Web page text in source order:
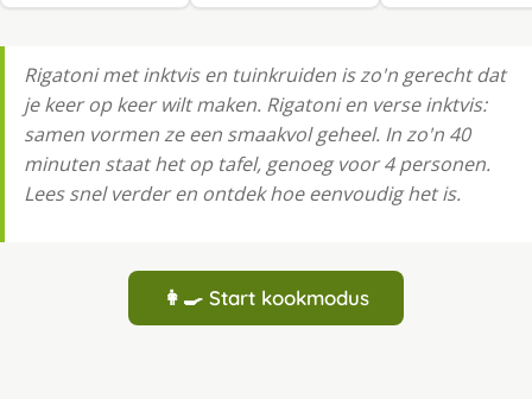
Rigatoni met inktvis en tuinkruiden is zo'n gerecht dat
je keer op keer wilt maken. Rigatoni en verse inktvis:
samen vormen ze een smaakvol geheel. In zo'n 40
minuten staat het op tafel, genoeg voor 4 personen.
Lees snel verder en ontdek hoe eenvoudig het is.
👩‍🍳 Start kookmodus